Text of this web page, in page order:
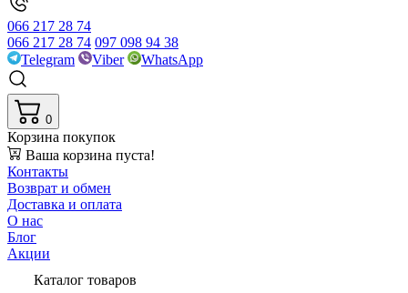
066 217 28 74
066 217 28 74 097 098 94 38
Telegram
Viber WhatsApp
0
Корзина покупок
Ваша корзина пуста!
Контакты
Возврат и обмен
Доставка и оплата
О нас
Блог
Акции
Каталог товаров